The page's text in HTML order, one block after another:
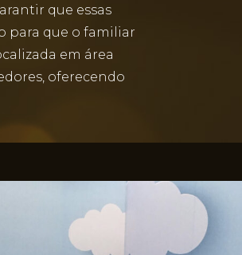
que essas
para que o familiar
em área
oferecendo